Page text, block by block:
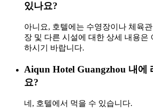
있나요?
아니요, 호텔에는 수영장이나 체육
장 및 다른 시설에 대한 상세 내용은
하시기 바랍니다.
Aiqun Hotel Guangzhou 내에
요?
네, 호텔에서 먹을 수 있습니다.